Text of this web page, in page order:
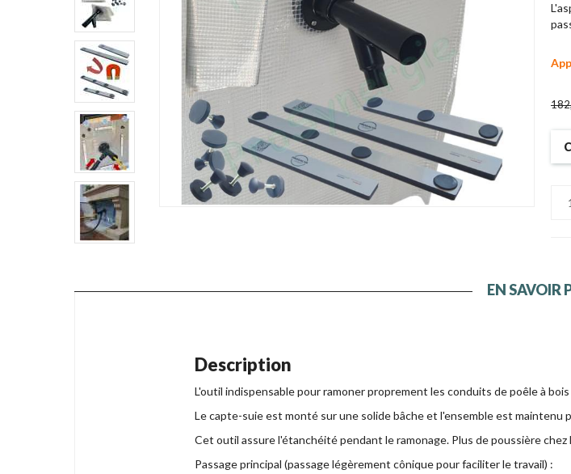
EN SAVOIR
Description
L'outil indispensable pour ramoner proprement les conduits de poêle à
Le capte-suie est monté sur une solide bâche et l'ensemble est maintenu
Cet outil assure l'étanchéité pendant le ramonage. Plus de poussière chez
Passage principal (passage légèrement cônique pour faciliter le travail) :